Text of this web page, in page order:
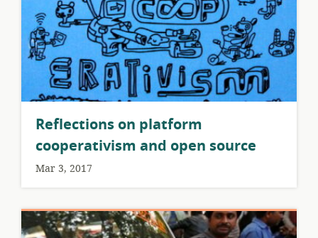
Reflections on platform
cooperativism and open source
Mar 3, 2017